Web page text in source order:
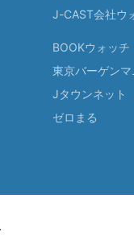
J-CAST会社ウ
BOOKウォッチ
東京バーゲンマ
Jタウンネット
ゼロまる